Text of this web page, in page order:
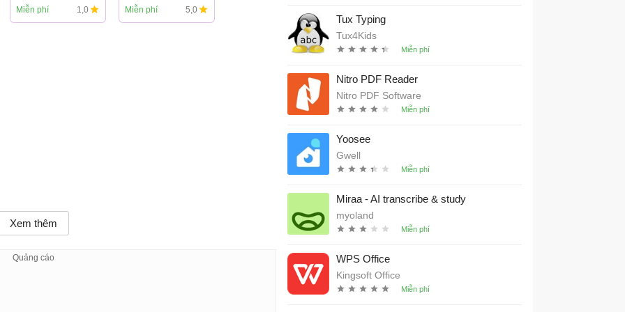
Zhiyun Technology
Miễn phí 1,0 Liberace AI
Miễn phí 5,0
Xem thêm
Tux Typing
Tux4Kids
Nitro PDF Reader
Nitro PDF Software
Yoosee
Gwell
Miraa - AI transcribe & study
myoland
WPS Office
Kingsoft Office